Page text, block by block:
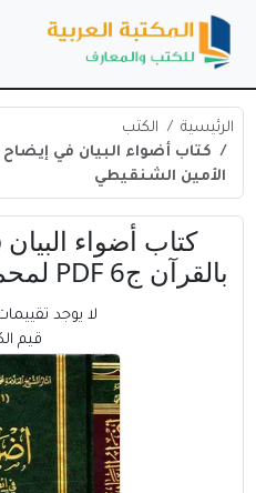
الرئيسية
الكتب
الأمين الشنقيطي
كتاب أضواء
بالقرآن ج6 PDF لمحمد الأمين الشنقيطي
لا يوجد
قيم